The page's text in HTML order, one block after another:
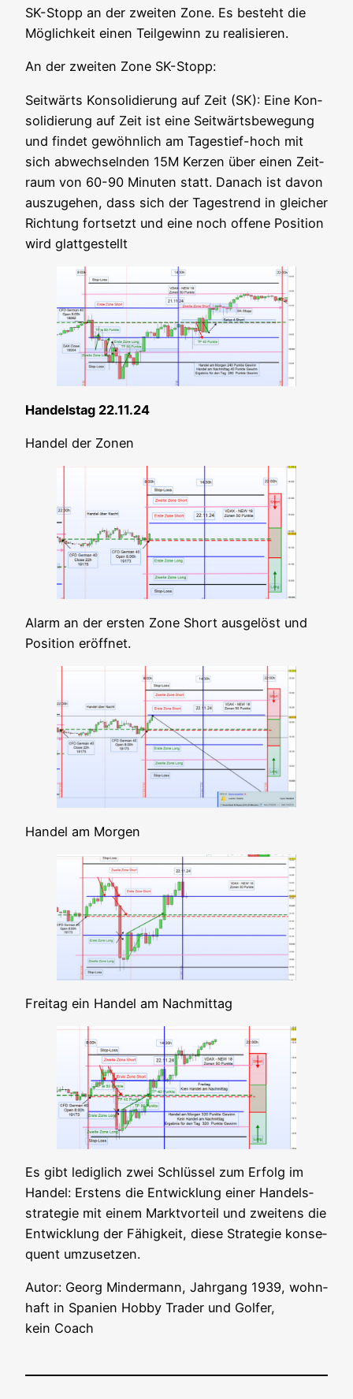
SK-Stopp an der zwei­ten Zone. Es besteht die
Mög­lich­keit einen Teil­ge­winn zu realisieren.
An der zwei­ten Zone SK-Stopp:
Seit­wärts Kon­so­li­die­rung auf Zeit (SK): Eine Kon­
so­li­die­rung auf Zeit ist eine Seit­wärts­be­we­gung
und fin­det gewöhn­lich am Tages­tief-hoch mit
sich abwech­seln­den 15M Ker­zen über einen Zeit­
raum von 60-90 Minu­ten statt. Danach ist davon
aus­zu­ge­hen, dass sich der Tages­trend in glei­cher
Rich­tung fort­setzt und eine noch offe­ne Posi­ti­on
wird glattgestellt
Han­dels­tag 22.11.24
Han­del der Zonen
Alarm an der ers­ten Zone Short aus­ge­löst und
Posi­ti­on eröffnet.
Han­del am Morgen
Frei­tag ein Han­del am Nachmittag
Es gibt ledig­lich zwei Schlüs­sel zum Erfolg im
Han­del: Ers­tens die Ent­wick­lung einer Han­dels­
stra­te­gie mit einem Markt­vor­teil und zwei­tens die
Ent­wick­lung der Fähig­keit, die­se Stra­te­gie kon­se­
quent umzusetzen.
Autor: Georg Min­der­mann, Jahr­gang 1939, wohn­
haft in Spa­ni­en Hob­by Trader und Gol­fer,
kein Coach